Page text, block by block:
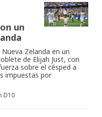
un
Zelanda en un
de Elijah Just, con
sobre el césped a
impuestas por
D10